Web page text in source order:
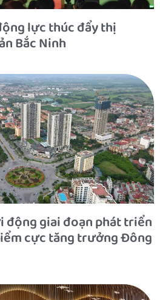
lực thúc đẩy thị
Bắc Ninh
động giai đoạn phát triển
cực tăng trưởng Đông